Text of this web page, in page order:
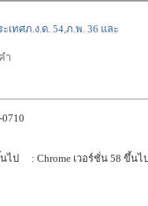
เทศภ.ง.ด. 54,ภ.พ. 36 และ
ำ
ไป : Chrome เวอร์ชั่น 58 ขึ้นไป